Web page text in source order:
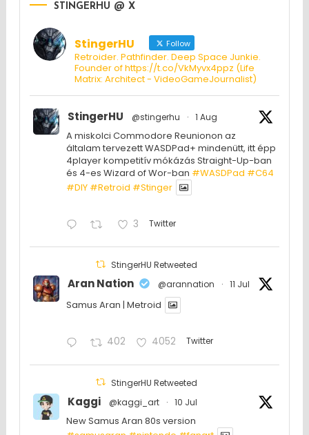
STINGERHU @ X
StingerHU Follow
Retroider. Pathfinder. Deep Space Junkie.
Founder of https://t.co/VkMyvx4ppz (Life
Matrix: Architect - VideoGameJournalist)
StingerHU @stingerhu · 1 Aug
A miskolci Commodore Reunionon az
általam tervezett WASDPad+ mindenütt, itt épp
4player kompetitív mókázás Straight-Up-ban
és 4-es Wizard of Wor-ban #WASDPad #C64
#DIY #Retroid #Stinger
3 Twitter
StingerHU Retweeted
Aran Nation @arannation · 11 Jul
Samus Aran | Metroid
402 4052 Twitter
StingerHU Retweeted
Kaggi @kaggi_art · 10 Jul
New Samus Aran 80s version